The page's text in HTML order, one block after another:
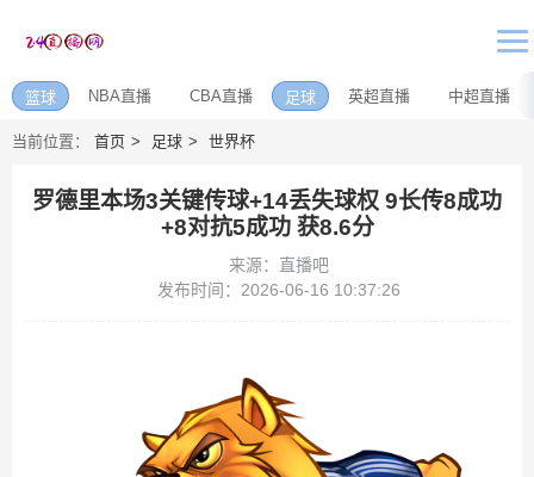
篮球 NBA直播 CBA直播 足球 英超直播 中超直播
当前位置： 首页 足球 世界杯
罗德里本场3关键传球+14丢失球权 9长传8成功
+8对抗5成功 获8.6分
来源：直播吧
发布时间：2026-06-16 10:37:26